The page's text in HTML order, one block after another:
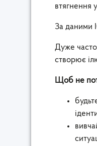
втягнення
За даними
Дуже
створює
Щоб не